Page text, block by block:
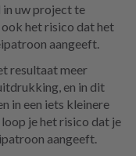
uw project te
het risico dat het
aangeeft.
resultaat meer
en in dit
in een iets kleinere
je het risico dat je
aangeeft.